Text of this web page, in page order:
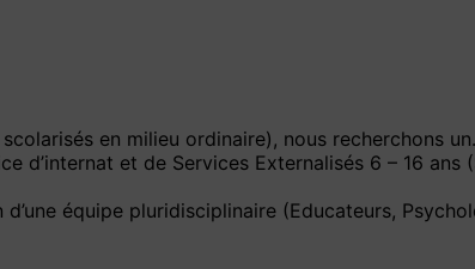
en milieu ordinaire), nous recherchons
d’internat et de Services Externalisés 6 – 16 ans
équipe pluridisciplinaire (Educateurs,